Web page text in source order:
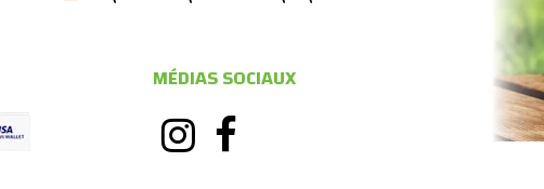
MÉDIAS SOCIAUX